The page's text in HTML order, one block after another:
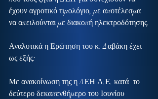
έχουν αγροτικό τιμολόγιο, με αποτέλεσμα
να απειλούνται με διακοπή ηλεκτροδότησης.
Αναλυτικά η Ερώτηση του κ. Δαβάκη έχει
ως εξής:
Με ανακοίνωση της η ΔΕΗ Α.Ε. κατά  το
δεύτερο δεκαπενθήμερο του Ιουνίου